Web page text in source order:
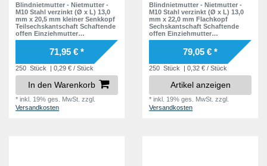
Blindnietmutter - Nietmutter -
M10 Stahl verzinkt (Ø x L) 13,0
mm x 20,5 mm kleiner Senkkopf
Teilsechskantschaft Schaftende
offen Einziehmutter
Einnietmuttern - GO-NUT
71,95 € *
250 Stück | 0,29 € / Stück
In den Warenkorb
*inkl. 19% ges. MwSt. zzgl.
Versandkosten
Blindnietmutter - Nietmutter -
M10 Stahl verzinkt (Ø x L) 13,0
mm x 22,0 mm Flachkopf
Sechskantschaft Schaftende
offen Einziehmutter
Einnietmuttern - GO-NUT
79,05 € *
250 Stück | 0,32 € / Stück
Artikel anzeigen
*inkl. 19% ges. MwSt. zzgl.
Versandkosten